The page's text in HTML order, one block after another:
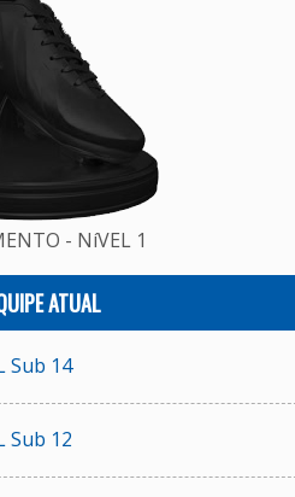
- NíVEL 1
ATUAL
Sub 14
Sub 12